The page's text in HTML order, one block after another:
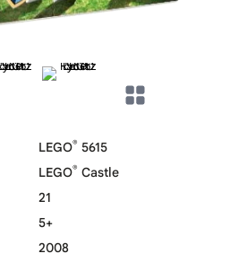
LEGO® 5615
LEGO® Castle
21
5+
2008